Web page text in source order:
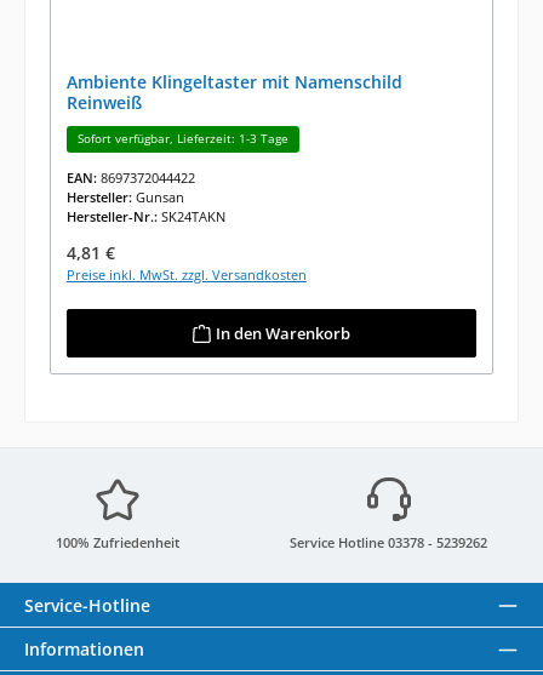
Ambiente Klingeltaster mit Namenschild
Reinweiß
Sofort verfügbar, Lieferzeit: 1-3 Tage
EAN: 8697372044422
Hersteller: Gunsan
Hersteller-Nr.: SK24TAKN
Regulärer Preis:
4,81 €
Preise inkl. MwSt. zzgl. Versandkosten
In den Warenkorb
100% Zufriedenheit Service Hotline 03378 - 5239262
Service-Hotline
Informationen